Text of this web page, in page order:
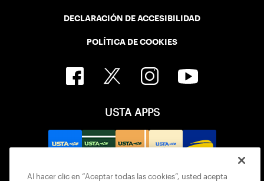
DECLARACIÓN DE ACCESIBILIDAD
POLÍTICA DE COOKIES
USTA APPS
Al hacer clic en “Aceptar todas las cookies”, usted acepta